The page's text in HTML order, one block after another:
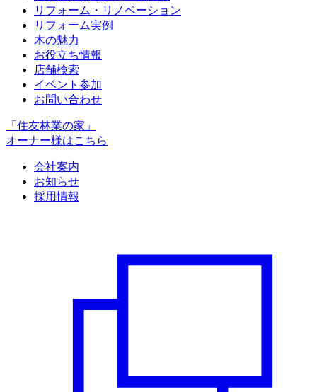
リフォーム・リノベーション
リフォーム実例
木の魅力
お役立ち情報
店舗検索
イベント参加
お問い合わせ
「住友林業の家」
オーナー様はこちら
会社案内
お知らせ
採用情報